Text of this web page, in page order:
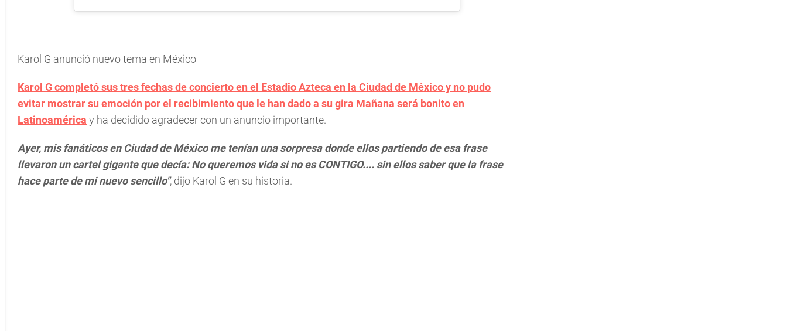
Karol G anunció nuevo tema en México
Karol G completó sus tres fechas de concierto en el Estadio Azteca en la Ciudad de México y no pudo
evitar mostrar su emoción por el recibimiento que le han dado a su gira Mañana será bonito en
Latinoamérica y ha decidido agradecer con un anuncio importante.
Ayer, mis fanáticos en Ciudad de México me tenían una sorpresa donde ellos partiendo de esa frase
llevaron un cartel gigante que decía: No queremos vida si no es CONTIGO.... sin ellos saber que la frase
hace parte de mi nuevo sencillo", dijo Karol G en su historia.